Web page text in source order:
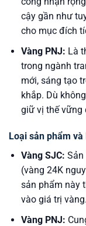
cậy gần như
cho mục đích
Vàng PNJ: Là
trong ngành
mới, sáng tạo
khắp. Dù
giữ vị thế vững
Loại sản phẩm
Vàng SJC: Sản
(vàng 24K
sản phẩm này
vào giá trị vàng.
Vàng PNJ: